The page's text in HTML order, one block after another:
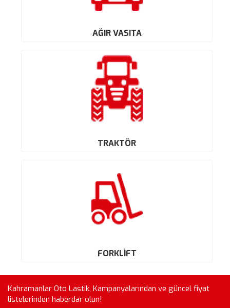
AĞIR VASITA
TRAKTÖR
FORKLİFT
Kahramanlar Oto Lastik, Kampanyalarından ve güncel fiyat
listelerinden haberdar olun!